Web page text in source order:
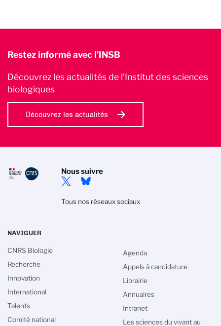
Restez informé avec l'INSB
Découvrez les actualités de l’Institut des sciences
biologiques
Découvrez les actualités
Nous suivre
Tous nos réseaux sociaux
NAVIGUER
CNRS Biologie
Recherche
Innovation
International
Talents
Comité national
Agenda
Appels à candidature
Librairie
Annuaires
Intranet
Les sciences du vivant au